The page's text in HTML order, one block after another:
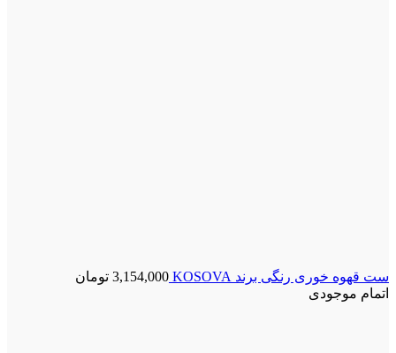
ست قهوه خوری رنگی برند KOSOVA 3,154,000 تومان
اتمام موجودی